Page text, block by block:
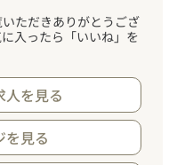
ただきありがとうござ
入ったら「いいね」を
人を見る
を見る